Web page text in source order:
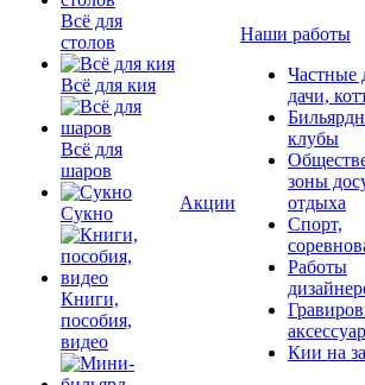
Всё для
столов
Всё для кия
Всё для
шаров
Сукно
Книги,
пособия,
видео
Акции
Наши работы
Частные
дачи,
клубы
зоны
отдыха
Спорт,
Работы
Кии на